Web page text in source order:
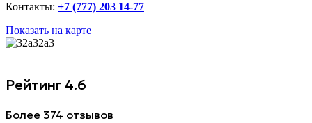
Контакты: +7 (777) 203 14-77
Показать на карте
Рейтинг 4.6
Более 374 отзывов